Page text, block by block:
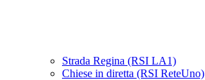
Strada Regina (RSI LA1)
Chiese in diretta (RSI ReteUno)